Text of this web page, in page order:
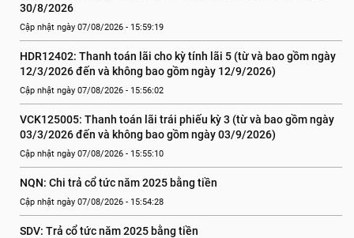
30/8/2026
Cập nhật ngày 07/08/2026 - 15:59:19
HDR12402: Thanh toán lãi cho kỳ tính lãi 5 (từ và bao gồm ngày
12/3/2026 đến và không bao gồm ngày 12/9/2026)
Cập nhật ngày 07/08/2026 - 15:56:02
VCK125005: Thanh toán lãi trái phiếu kỳ 3 (từ và bao gồm ngày
03/3/2026 đến và không bao gồm ngày 03/9/2026)
Cập nhật ngày 07/08/2026 - 15:55:10
NQN: Chi trả cổ tức năm 2025 bằng tiền
Cập nhật ngày 07/08/2026 - 15:54:28
SDV: Trả cổ tức năm 2025 bằng tiền